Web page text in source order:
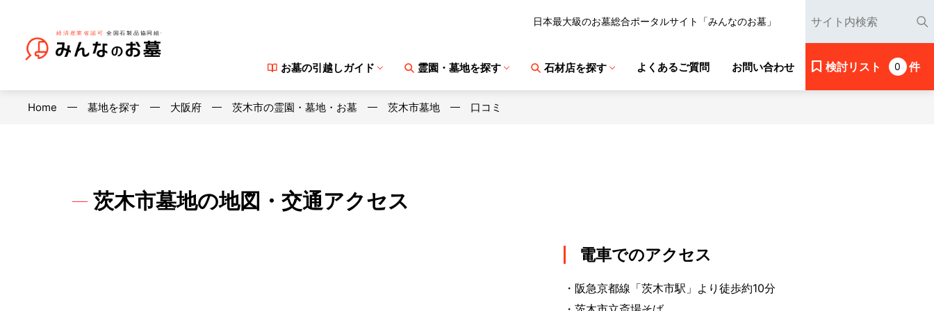
日本最大級のお墓総合ポータルサイト「みんなのお墓」
お墓の引越しガイド 霊園・墓地を探す 石材店を探す よくあるご質問 お問い合わせ 検討リスト 0 件
Home 墓地を探す 大阪府 茨木市の霊園・墓地・お墓 茨木市墓地 口コミ
茨木市墓地の地図・交通アクセス
電車でのアクセス
・阪急京都線「茨木市駅」より徒歩約10分